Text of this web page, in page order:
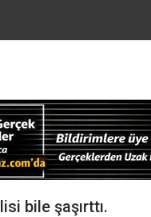
bile şaşırttı.